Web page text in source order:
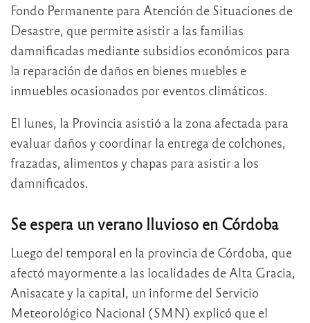
Fondo Permanente para Atención de Situaciones de
Desastre, que permite asistir a las familias
damnificadas mediante subsidios económicos para
la reparación de daños en bienes muebles e
inmuebles ocasionados por eventos climáticos.
El lunes, la Provincia asistió a la zona afectada para
evaluar daños y coordinar la entrega de colchones,
frazadas, alimentos y chapas para asistir a los
damnificados.
Se espera un verano lluvioso en Córdoba
Luego del temporal en la provincia de Córdoba, que
afectó mayormente a las localidades de Alta Gracia,
Anisacate y la capital, un informe del Servicio
Meteorológico Nacional (SMN) explicó que el